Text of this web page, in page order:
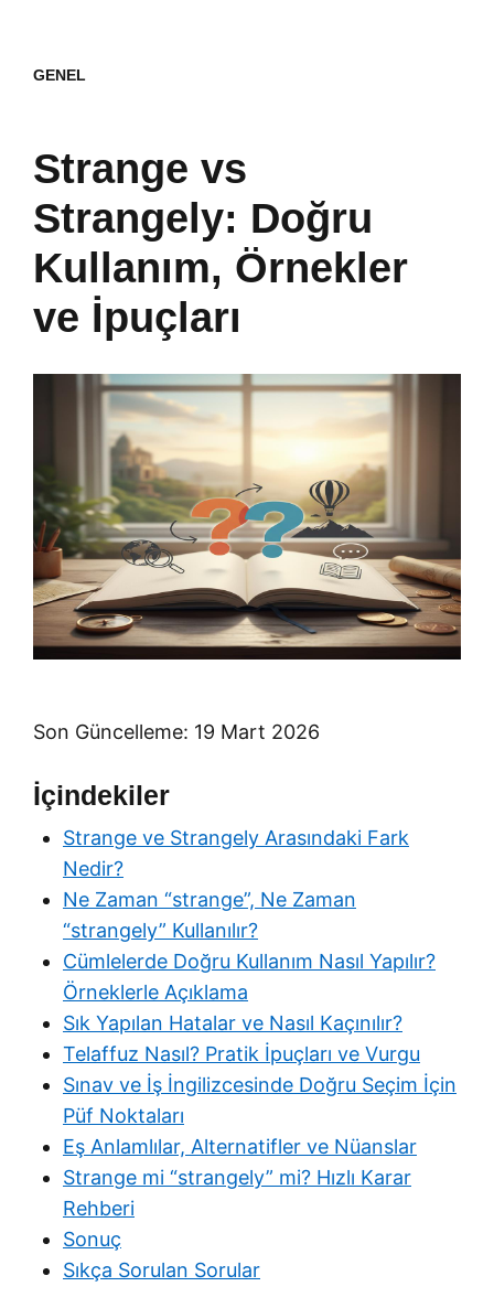
GENEL
Strange vs
Strangely: Doğru
Kullanım, Örnekler
ve İpuçları
Son Güncelleme: 19 Mart 2026
İçindekiler
Strange ve Strangely Arasındaki Fark
Nedir?
Ne Zaman “strange”, Ne Zaman
“strangely” Kullanılır?
Cümlelerde Doğru Kullanım Nasıl Yapılır?
Örneklerle Açıklama
Sık Yapılan Hatalar ve Nasıl Kaçınılır?
Telaffuz Nasıl? Pratik İpuçları ve Vurgu
Sınav ve İş İngilizcesinde Doğru Seçim İçin
Püf Noktaları
Eş Anlamlılar, Alternatifler ve Nüanslar
Strange mi “strangely” mi? Hızlı Karar
Rehberi
Sonuç
Sıkça Sorulan Sorular